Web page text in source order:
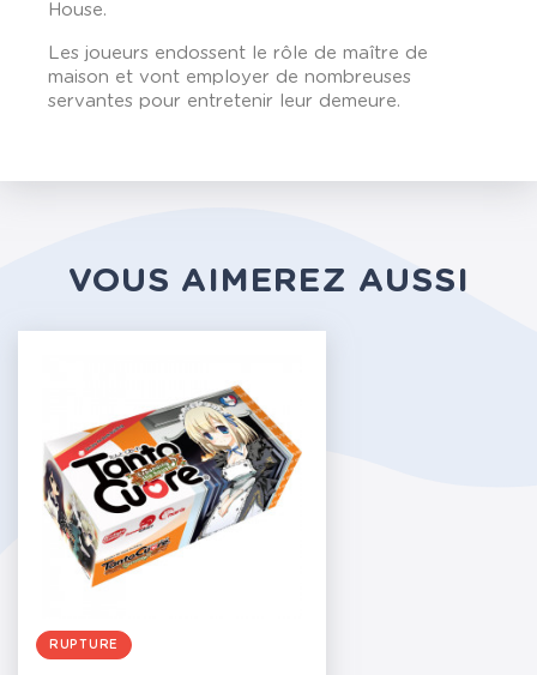
House.
Les joueurs endossent le rôle de maître de
maison et vont employer de nombreuses
servantes pour entretenir leur demeure.
VOUS AIMEREZ AUSSI
RUPTURE